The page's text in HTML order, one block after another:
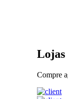
Lojas
Compre